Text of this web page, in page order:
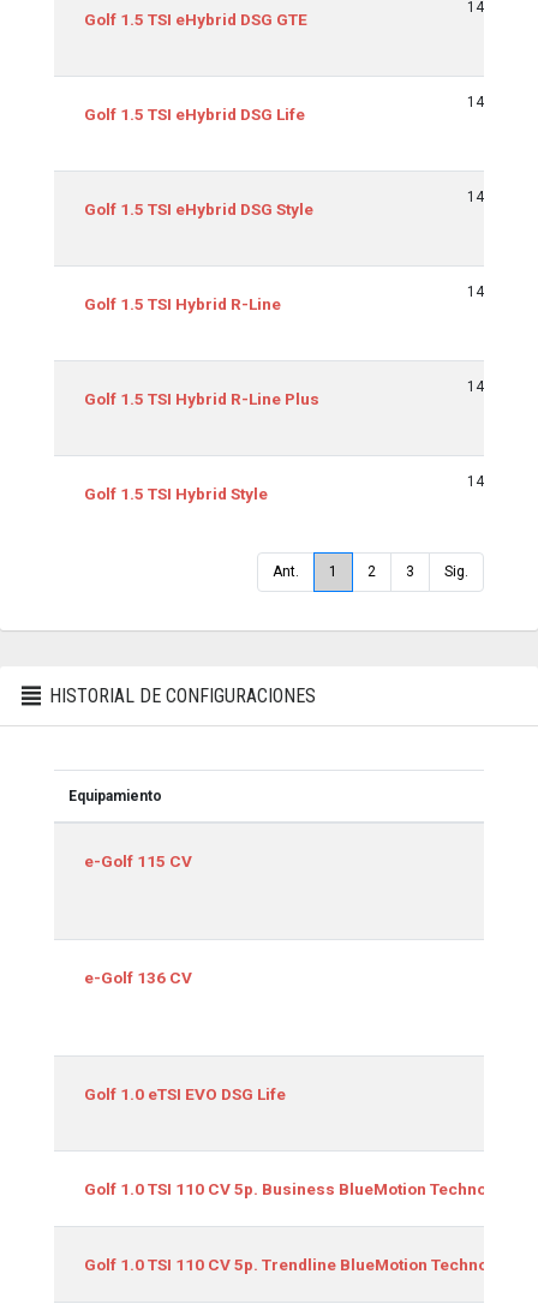
Golf 1.5 TSI eHybrid DSG GTE
1498
Golf 1.5 TSI eHybrid DSG Life
1498
Golf 1.5 TSI eHybrid DSG Style
1498
Golf 1.5 TSI Hybrid R-Line
1498
Golf 1.5 TSI Hybrid R-Line Plus
1498
Golf 1.5 TSI Hybrid Style
1498
Ant. 1 2 3 Sig.
HISTORIAL DE CONFIGURACIONES
Equipamiento
e-Golf 115 CV
e-Golf 136 CV
Golf 1.0 eTSI EVO DSG Life
Golf 1.0 TSI 110 CV 5p. Business BlueMotion Technology
Golf 1.0 TSI 110 CV 5p. Trendline BlueMotion Technology